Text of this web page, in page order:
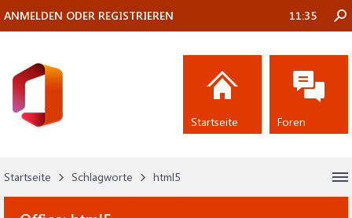
Startseite Schlagworte html5
ANMELDEN ODER REGISTRIEREN 11:35
Startseite Foren